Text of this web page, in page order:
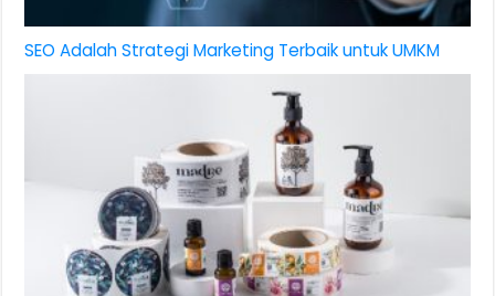
SEO Adalah Strategi Marketing Terbaik untuk UMKM